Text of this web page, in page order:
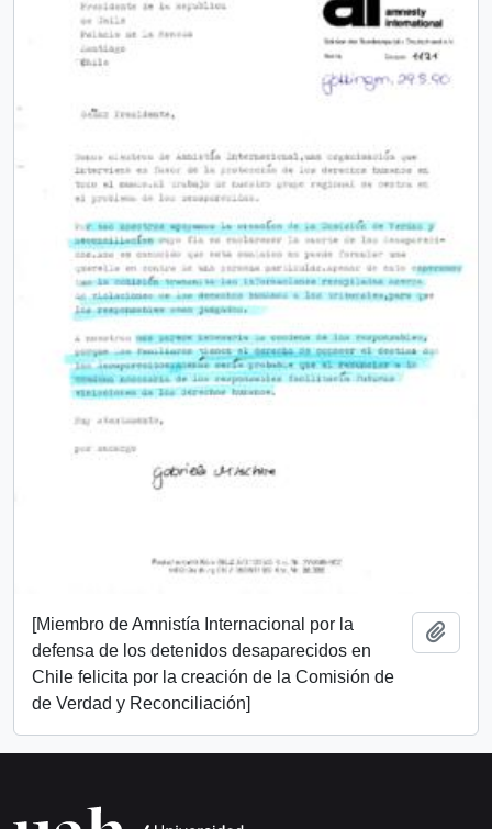
[Miembro de Amnistía Internacional por la
defensa de los detenidos desaparecidos en
Chile felicita por la creación de la Comisión de
de Verdad y Reconciliación]